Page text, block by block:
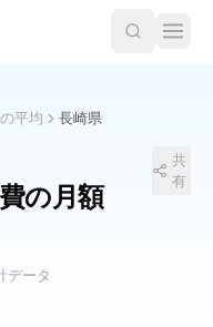
平均 長崎県
の月額
データ
共
有